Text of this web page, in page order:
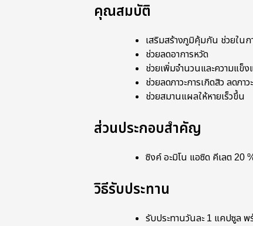
คุณสมบัติ
เสริมสร้างภูมิคุ้มกัน ช่วยในก
ช่วยลดอาการหวัด
ช่วยเพิ่มจำนวนและความแข็
ช่วยลดภาวะการเกิดสิว ลดภา
ช่วยสมานแผลให้หายเร็วขึ้น
ส่วนประกอบสำคัญ
ซิงค์ อะมิโน แอซิด คีเลต 20
วิธีรับประทาน
รับประทานวันละ 1 แคปซูล พ